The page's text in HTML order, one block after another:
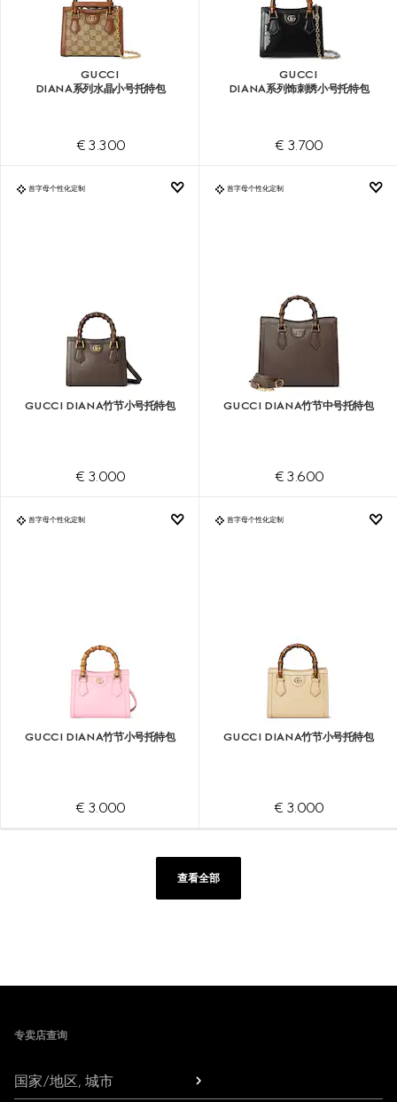
GUCCI
DIANA系列水晶小号托特包
€ 3.300
GUCCI
DIANA系列饰刺绣小号托特包
€ 3.700
首字母个性化定制
GUCCI DIANA竹节小号托特包
€ 3.000
首字母个性化定制
GUCCI DIANA竹节中号托特包
€ 3.600
首字母个性化定制
GUCCI DIANA竹节小号托特包
€ 3.000
首字母个性化定制
GUCCI DIANA竹节小号托特包
€ 3.000
查看全部
Footer
专卖店查询
国家/地区, 城市